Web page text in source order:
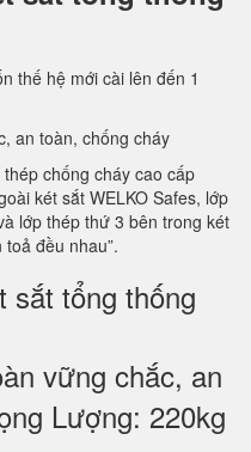
thế hệ mới cài lên đến 1
an toàn, chống cháy
chống cháy cao cấp
két sắt WELKO Safes, lớp
lớp thép thứ 3 bên trong két
đều nhau”.
sắt tổng thống
vững chắc, an
Lượng: 220kg